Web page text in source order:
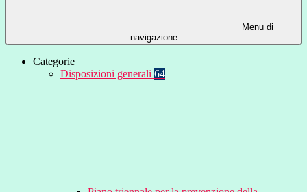
Menu di
navigazione
Categorie
Disposizioni generali 64